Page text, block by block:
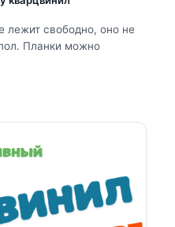
лежит свободно, оно не
Планки можно